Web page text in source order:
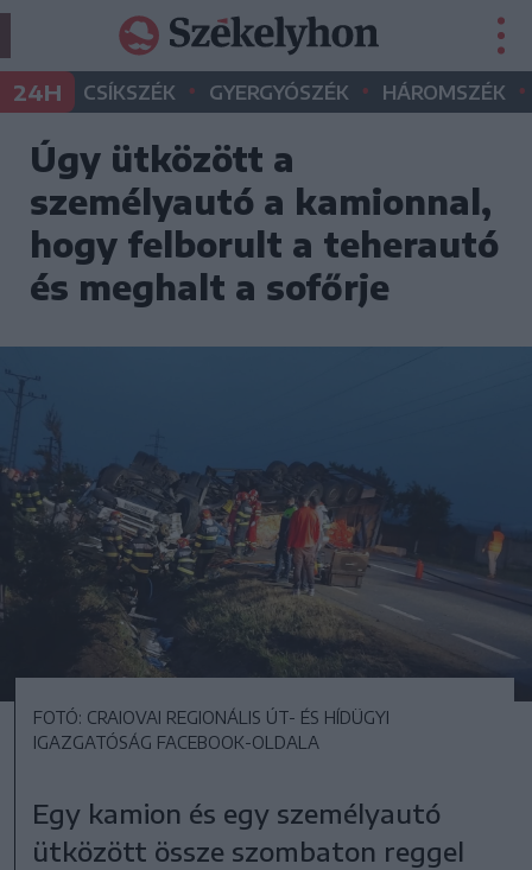
24H CSÍKSZÉK • GYERGYÓSZÉK • HÁROMSZÉK •
Úgy ütközött a
személyautó a kamionnal,
hogy felborult a teherautó
és meghalt a sofőrje
FOTÓ: CRAIOVAI REGIONÁLIS ÚT- ÉS HÍDÜGYI
IGAZGATÓSÁG FACEBOOK-OLDALA
Egy kamion és egy személyautó
ütközött össze szombaton reggel